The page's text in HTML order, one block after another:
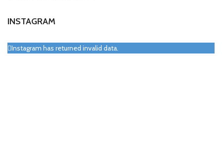
INSTAGRAM
Instagram has returned invalid data.